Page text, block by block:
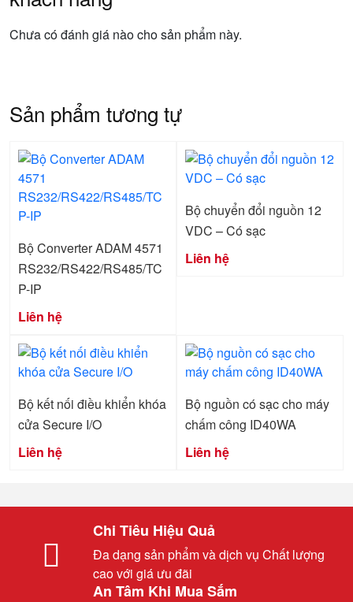
Chưa có đánh giá nào cho sản phẩm này.
Sản phẩm tương tự
Bộ Converter ADAM 4571
RS232/RS422/RS485/TC
P-IP
Liên hệ
Bộ chuyển đổi nguồn 12
VDC – Có sạc
Liên hệ
Bộ kết nối điều khiển khóa
cửa Secure I/O
Liên hệ
Bộ nguồn có sạc cho máy
chấm công ID40WA
Liên hệ
Chi Tiêu Hiệu Quả
Đa dạng sản phẩm và dịch vụ Chất lượng
cao với giá ưu đãi
An Tâm Khi Mua Sắm